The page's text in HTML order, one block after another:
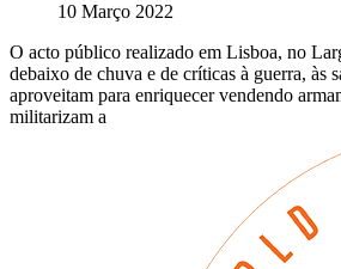
10 Março 2022
O acto público realizado em Lisboa, no
debaixo de chuva e de críticas à guerra, às
aproveitam para enriquecer vendendo
militarizam a